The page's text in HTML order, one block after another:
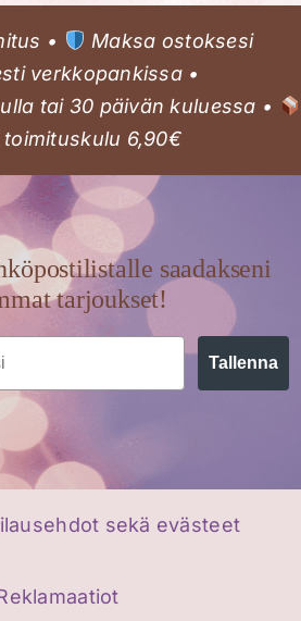
•
Maksa ostoksesi
verkkopankissa •
tai 30 päivän kuluessa •
toimituskulu 6,90€
saadakseni
tarjoukset!
Tallenna
sekä evästeet